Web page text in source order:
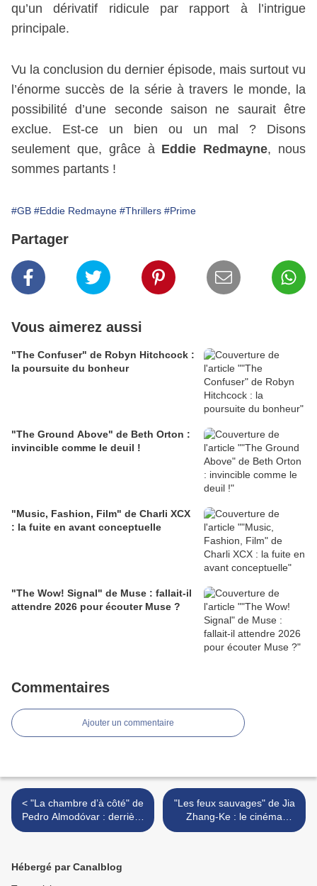
qu’un dérivatif ridicule par rapport à l’intrigue
principale.
Vu la conclusion du dernier épisode, mais surtout vu
l’énorme succès de la série à travers le monde, la
possibilité d’une seconde saison ne saurait être
exclue. Est-ce un bien ou un mal ? Disons
seulement que, grâce à Eddie Redmayne, nous
sommes partants !
#GB #Eddie Redmayne #Thrillers #Prime
Partager
Vous aimerez aussi
"The Confuser" de Robyn Hitchcock :
la poursuite du bonheur
"The Ground Above" de Beth Orton :
invincible comme le deuil !
"Music, Fashion, Film" de Charli XCX
: la fuite en avant conceptuelle
"The Wow! Signal" de Muse : fallait-il
attendre 2026 pour écouter Muse ?
Commentaires
Ajouter un commentaire
< "La chambre d’à côté" de
Pedro Almodóvar : derrière
la porte rouge…
"Les feux sauvages" de Jia
Zhang-Ke : le cinéma
comme témoignage des
Hébergé par Canalblog